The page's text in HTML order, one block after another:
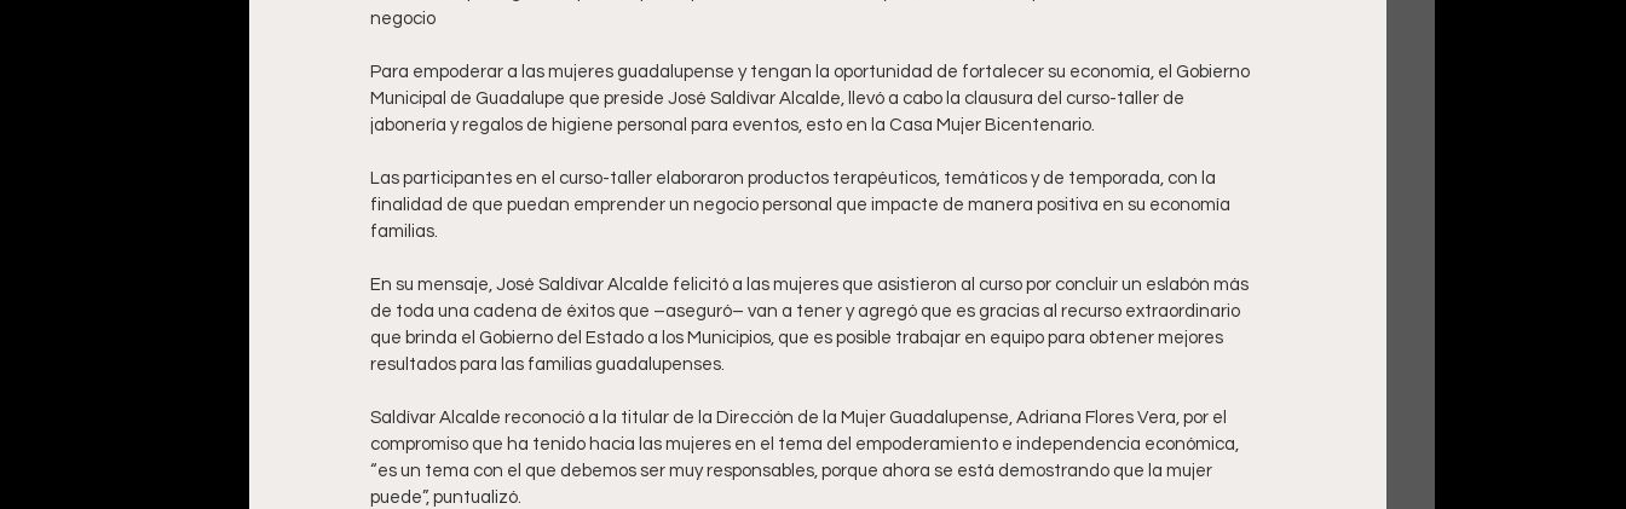
negocio
Para empoderar a las mujeres guadalupense y tengan la oportunidad de fortalecer su economía, el Gobierno
Municipal de Guadalupe que preside José Saldívar Alcalde, llevó a cabo la clausura del curso-taller de
jabonería y regalos de higiene personal para eventos, esto en la Casa Mujer Bicentenario.
Las participantes en el curso-taller elaboraron productos terapéuticos, temáticos y de temporada, con la
finalidad de que puedan emprender un negocio personal que impacte de manera positiva en su economía
familias.
En su mensaje, José Saldívar Alcalde felicitó a las mujeres que asistieron al curso por concluir un eslabón más
de toda una cadena de éxitos que –aseguró– van a tener y agregó que es gracias al recurso extraordinario
que brinda el Gobierno del Estado a los Municipios, que es posible trabajar en equipo para obtener mejores
resultados para las familias guadalupenses.
Saldívar Alcalde reconoció a la titular de la Dirección de la Mujer Guadalupense, Adriana Flores Vera, por el
compromiso que ha tenido hacia las mujeres en el tema del empoderamiento e independencia económica,
“es un tema con el que debemos ser muy responsables, porque ahora se está demostrando que la mujer
puede”, puntualizó.